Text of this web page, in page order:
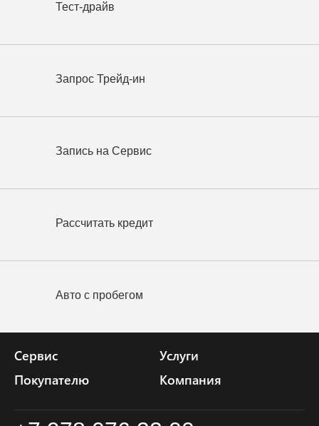
Тест-драйв
Запрос Трейд-ин
Запись на Сервис
Рассчитать кредит
Авто с пробегом
Сервис
Услуги
Покупателю
Компания